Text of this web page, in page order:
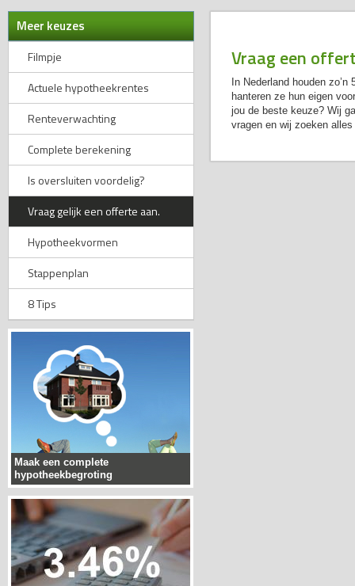
Meer keuzes
Filmpje
Actuele hypotheekrentes
Renteverwachting
Complete berekening
Is oversluiten voordelig?
Vraag gelijk een offerte aan.
Hypotheekvormen
Stappenplan
8 Tips
Maak een complete
hypotheekbegroting
Vraag een
In Nederland houden
hanteren ze hun eigen
jou de beste keuze? Wij
vragen en wij zoeken